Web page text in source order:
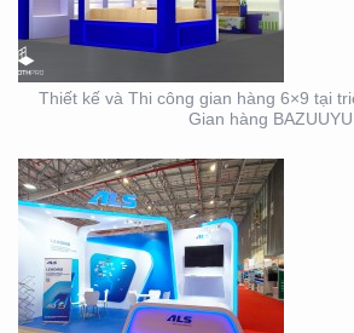
Thiết kế và Thi công gian hàng 6×9 tại
Gian hàng BAZUUYU
TRIỂN LÃM NGÀNH
LOGISTICS CÔNG TY
ALS
THIẾT KẾ THI CÔNG
GIAN HÀNG TRIỂN LÃM
VIFA EXPO 2023 UY TÍN